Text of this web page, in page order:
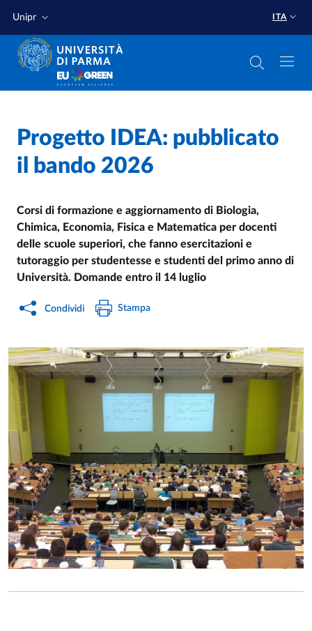
Unipr ITA
Home
/
Cerca una notizia
/
Progetto IDEA: pubblicato
il bando 2026
Corsi di formazione e aggiornamento di Biologia,
Chimica, Economia, Fisica e Matematica per docenti
delle scuole superiori, che fanno esercitazioni e
tutoraggio per studentesse e studenti del primo anno di
Università. Domande entro il 14 luglio
Condividi Stampa